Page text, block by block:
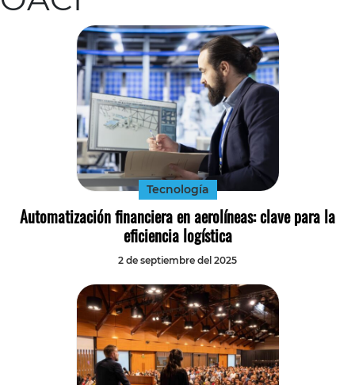
Tecnología
Automatización financiera en aerolíneas: clave para la
eficiencia logística
2 de septiembre del 2025